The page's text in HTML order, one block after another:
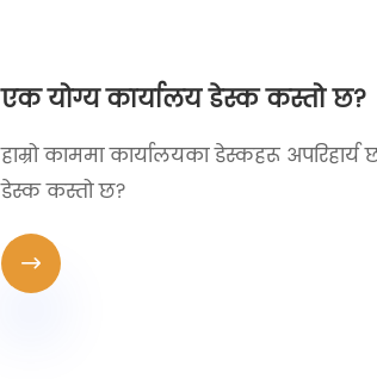
एक योग्य कार्यालय डेस्क कस्तो छ?
हाम्रो काममा कार्यालयका डेस्कहरू
डेस्क कस्तो छ?
